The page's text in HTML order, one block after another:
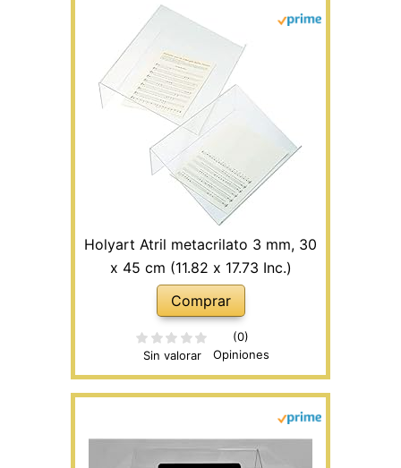
Holyart Atril metacrilato 3 mm, 30
x 45 cm (11.82 x 17.73 Inc.)
Comprar
Sin valorar
(0)
Opiniones